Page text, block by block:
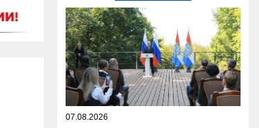
07.08.2026